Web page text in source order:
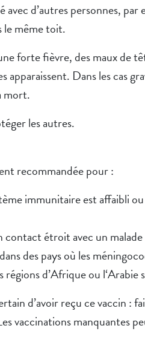
d’autres personnes, par
le même toit.
forte fièvre, des maux de
Dans les cas
mort.
les autres.
recommandée pour :
immunitaire est affaibli
contact étroit avec un malade
des pays où les
d’Afrique ou l‘Arabie
d’avoir reçu ce vaccin :
vaccinations manquantes